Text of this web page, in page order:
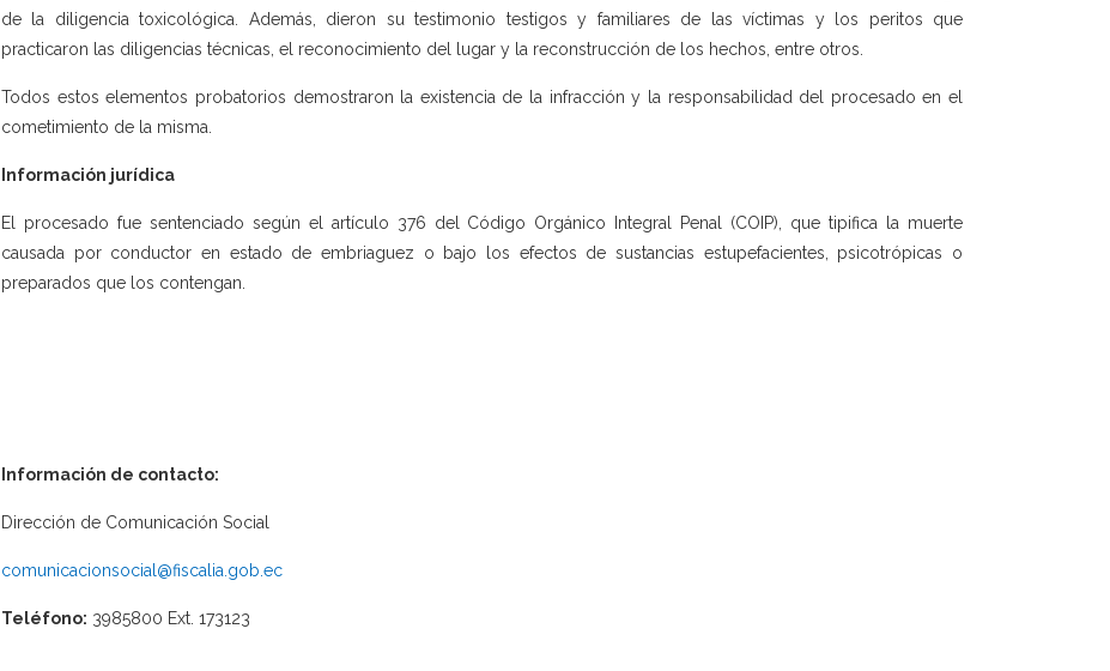
de la diligencia toxicológica. Además, dieron su testimonio testigos y familiares de las víctimas y los peritos que
practicaron las diligencias técnicas, el reconocimiento del lugar y la reconstrucción de los hechos, entre otros.
Todos estos elementos probatorios demostraron la existencia de la infracción y la responsabilidad del procesado en el
cometimiento de la misma.
Información jurídica
El procesado fue sentenciado según el artículo 376 del Código Orgánico Integral Penal (COIP), que tipifica la muerte
causada por conductor en estado de embriaguez o bajo los efectos de sustancias estupefacientes, psicotrópicas o
preparados que los contengan.
Información de contacto:
Dirección de Comunicación Social
comunicacionsocial@fiscalia.gob.ec
Teléfono: 3985800 Ext. 173123